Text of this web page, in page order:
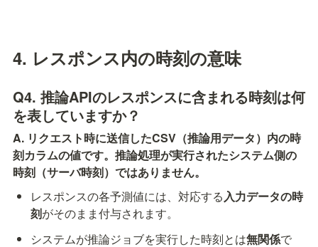
4. レスポンス内の時刻の意味
Q4. 推論APIのレスポンスに含まれる時刻は何
を表していますか？
A. リクエスト時に送信したCSV（推論用データ）内の時
刻カラムの値です。推論処理が実行されたシステム側の
時刻（サーバ時刻）ではありません。
レスポンスの各予測値には、対応する 入力データの時
刻がそのまま付与されます。
システムが推論ジョブを実行した時刻とは無関係で